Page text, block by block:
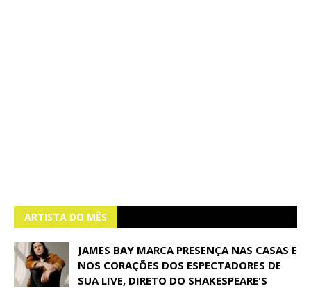
ARTISTA DO MÊS
JAMES BAY MARCA PRESENÇA NAS CASAS E
NOS CORAÇÕES DOS ESPECTADORES DE
SUA LIVE, DIRETO DO SHAKESPEARE'S